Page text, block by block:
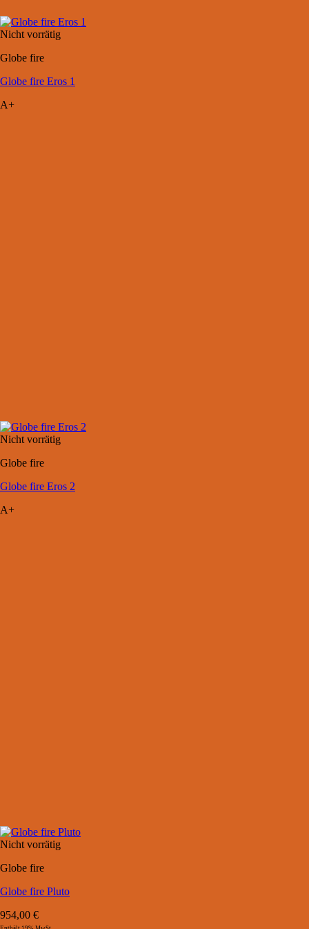
Nicht vorrätig
Globe fire
Globe fire Eros 1
A+
Nicht vorrätig
Globe fire
Globe fire Eros 2
A+
Nicht vorrätig
Globe fire
Globe fire Pluto
954,00 €